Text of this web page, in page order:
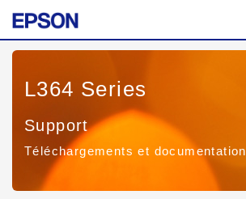
L364 Series
Support
Téléchargements et documentation